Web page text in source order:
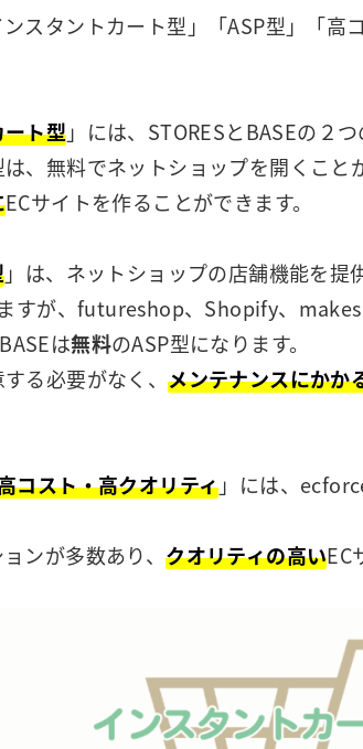
スタントカート型」「ASP型」「高
ト型」には、STORESとBASEの２
、無料でネットショップを開くこと
ECサイトを作ることができます。
」は、ネットショップの店舗機能を提
すが、futureshop、Shopify、
は無料のASP型になります。
る必要がなく、メンテナンスにかか
コスト・高クオリティ」には、
ンが多数あり、クオリティの高いEC